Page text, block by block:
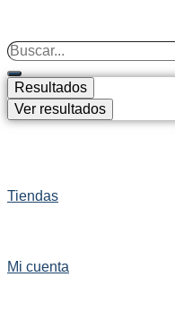
Search
...
Resultados
Ver resultados
Tiendas
Mi cuenta